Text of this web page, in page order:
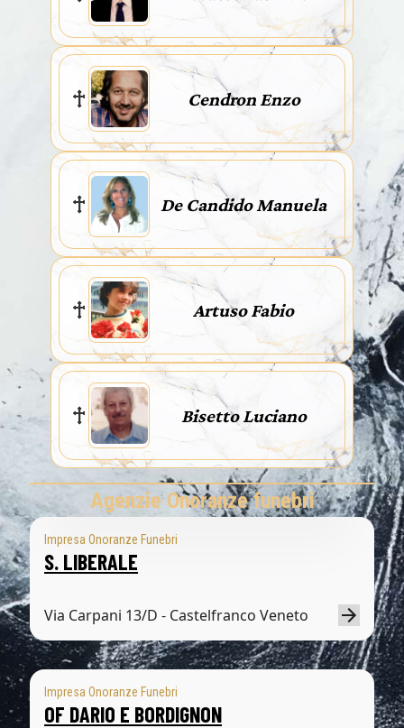
Cendron Enzo
De Candido Manuela
Artuso Fabio
Bisetto Luciano
Agenzie Onoranze funebri
Impresa Onoranze Funebri
S. LIBERALE
Via Carpani 13/D - Castelfranco Veneto
Impresa Onoranze Funebri
OF DARIO E BORDIGNON